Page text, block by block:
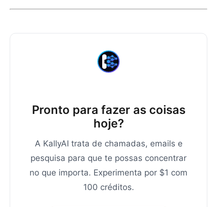
Pronto para fazer as coisas
hoje?
A KallyAI trata de chamadas, emails e
pesquisa para que te possas concentrar
no que importa. Experimenta por $1 com
100 créditos.